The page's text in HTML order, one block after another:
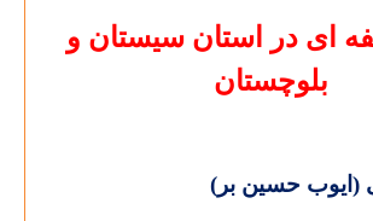
ای در استان سیستان و
بلوچستان
(ایوب حسین بر)